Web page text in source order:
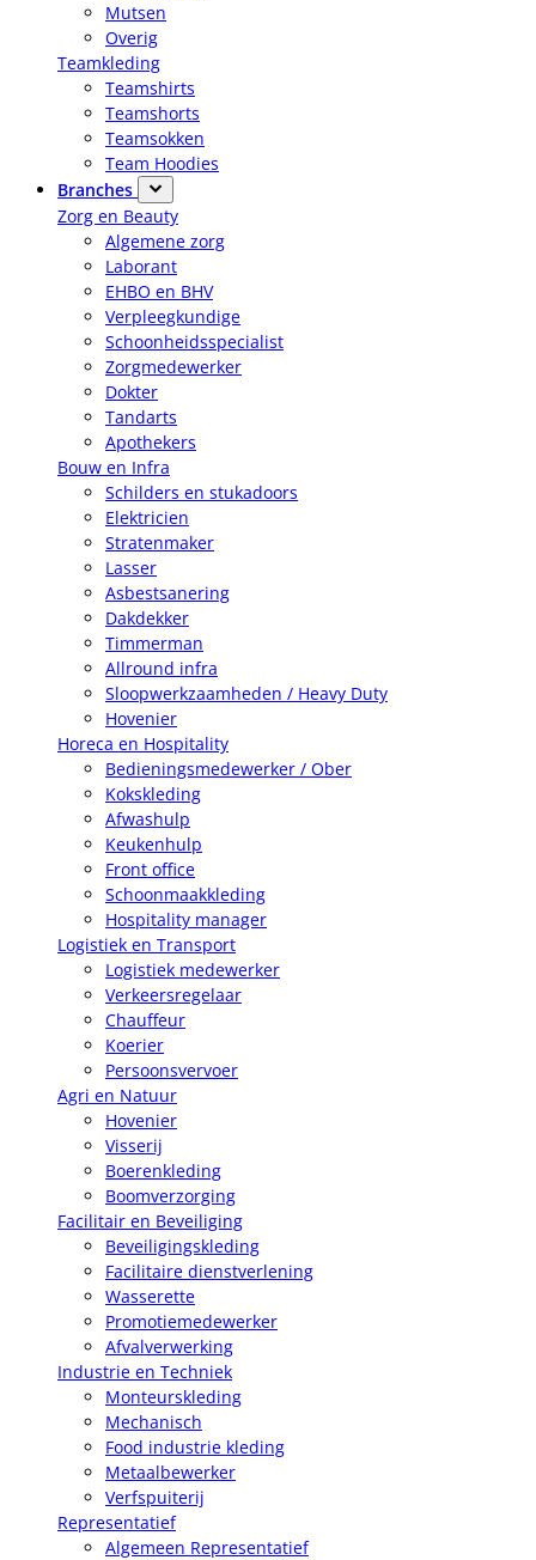
Mutsen
Overig
Teamkleding
Teamshirts
Teamshorts
Teamsokken
Team Hoodies
Branches
Zorg en Beauty
Algemene zorg
Laborant
EHBO en BHV
Verpleegkundige
Schoonheidsspecialist
Zorgmedewerker
Dokter
Tandarts
Apothekers
Bouw en Infra
Schilders en stukadoors
Elektricien
Stratenmaker
Lasser
Asbestsanering
Dakdekker
Timmerman
Allround infra
Sloopwerkzaamheden / Heavy Duty
Hovenier
Horeca en Hospitality
Bedieningsmedewerker / Ober
Kokskleding
Afwashulp
Keukenhulp
Front office
Schoonmaakkleding
Hospitality manager
Logistiek en Transport
Logistiek medewerker
Verkeersregelaar
Chauffeur
Koerier
Persoonsvervoer
Agri en Natuur
Hovenier
Visserij
Boerenkleding
Boomverzorging
Facilitair en Beveiliging
Beveiligingskleding
Facilitaire dienstverlening
Wasserette
Promotiemedewerker
Afvalverwerking
Industrie en Techniek
Monteurskleding
Mechanisch
Food industrie kleding
Metaalbewerker
Verfspuiterij
Representatief
Algemeen Representatief